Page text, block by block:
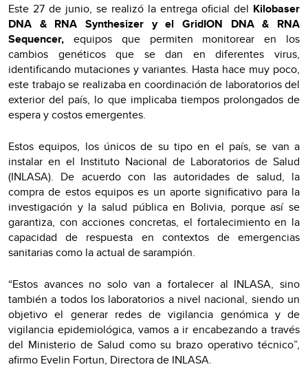
Este 27 de junio, se realizó la entrega oficial del Kilobaser
DNA & RNA Synthesizer y el GridION DNA & RNA
Sequencer, equipos que permiten monitorear en los
cambios genéticos que se dan en diferentes virus,
identificando mutaciones y variantes. Hasta hace muy poco,
este trabajo se realizaba en coordinación de laboratorios del
exterior del país, lo que implicaba tiempos prolongados de
espera y costos emergentes.
Estos equipos, los únicos de su tipo en el país, se van a
instalar en el Instituto Nacional de Laboratorios de Salud
(INLASA). De acuerdo con las autoridades de salud, la
compra de estos equipos es un aporte significativo para la
investigación y la salud pública en Bolivia, porque así se
garantiza, con acciones concretas, el fortalecimiento en la
capacidad de respuesta en contextos de emergencias
sanitarias como la actual de sarampión.
“Estos avances no solo van a fortalecer al INLASA, sino
también a todos los laboratorios a nivel nacional, siendo un
objetivo el generar redes de vigilancia genómica y de
vigilancia epidemiológica, vamos a ir encabezando a través
del Ministerio de Salud como su brazo operativo técnico”,
afirmo Evelin Fortun, Directora de INLASA.